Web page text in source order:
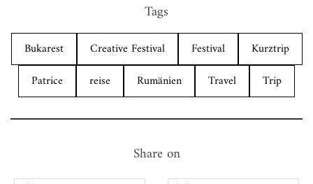
Tags
Bukarest Creative Festival Festival
Kurztrip
Patrice
reise Rumänien Travel Trip
Share on